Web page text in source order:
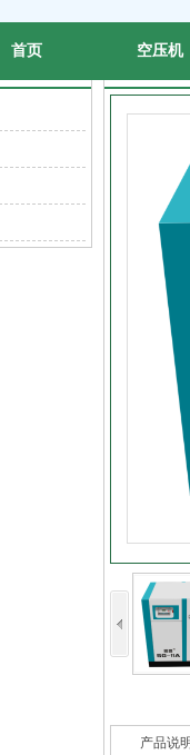
首页 空压机
产品说